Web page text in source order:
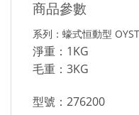
商品參數
系列：蠔式恒動型
淨重：1KG
毛重：3KG
型號：276200